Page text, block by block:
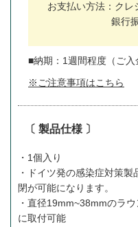
お支払い方法：ク
銀行
■納期：1週間程度（ご入
※ご注意事項はこちら
〔 製品仕様 〕
・1個入り
・ドイツ発の感染症対策
閉が可能になります。
・直径19mm~38mmのラ
に取付可能